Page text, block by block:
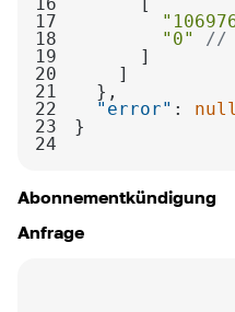
17
18
"0"
//
19
20
21
22
"error" : null
23
24
Abonnementkündigung
Anfrage